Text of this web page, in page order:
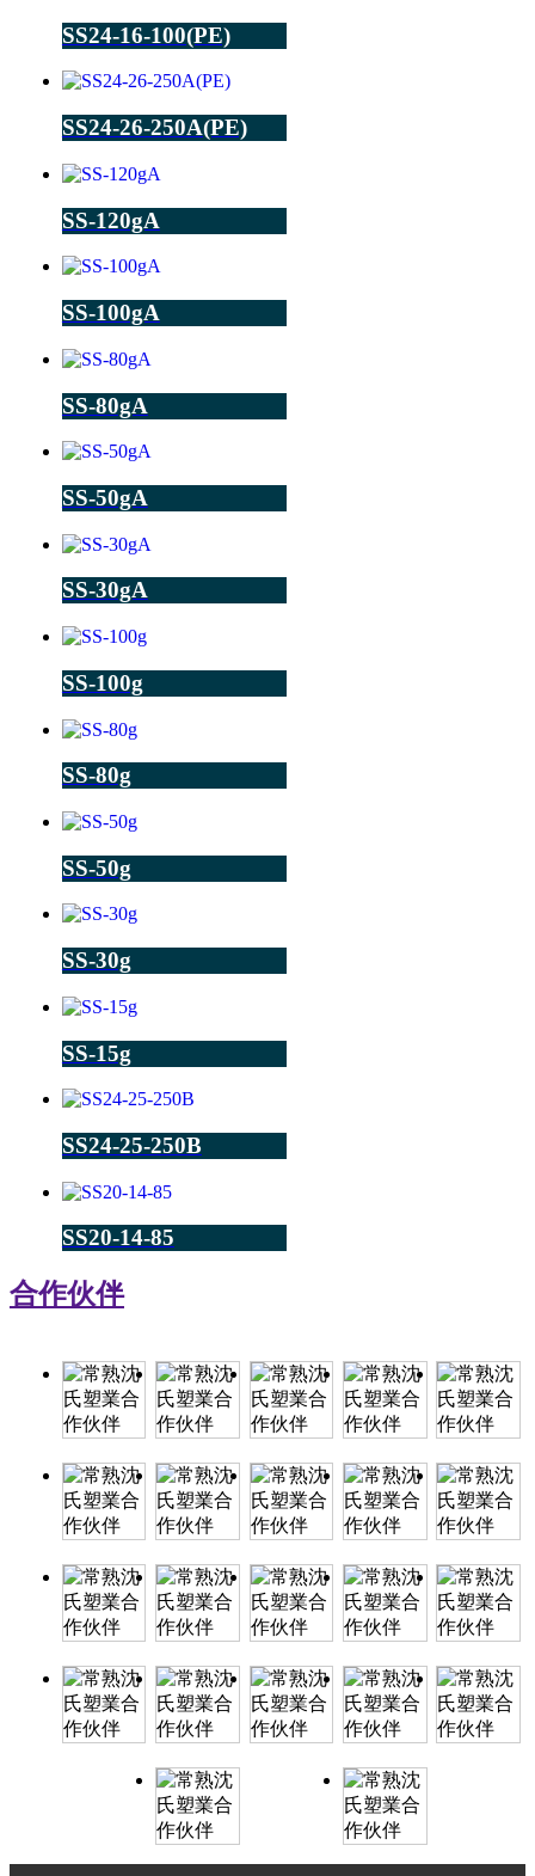
SS24-16-100(PE)
SS24-26-250A(PE)
SS-120gA
SS-100gA
SS-80gA
SS-50gA
SS-30gA
SS-100g
SS-80g
SS-50g
SS-30g
SS-15g
SS24-25-250B
SS20-14-85
合作伙伴